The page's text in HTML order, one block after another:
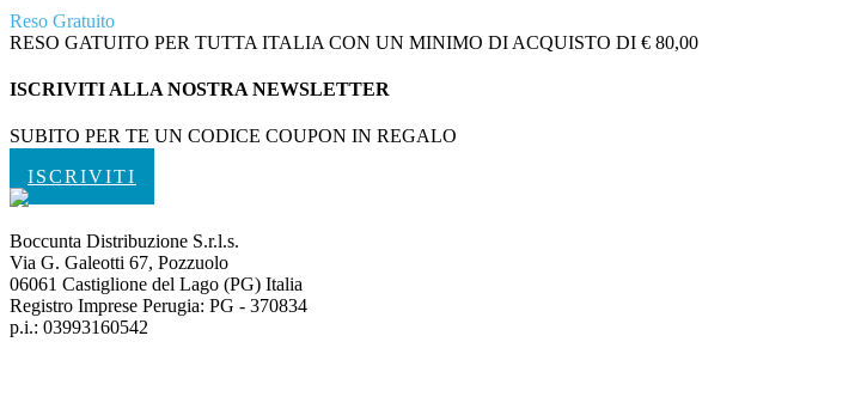
Reso Gratuito
RESO GATUITO PER TUTTA ITALIA CON UN MINIMO DI ACQUISTO DI € 80,00
ISCRIVITI ALLA NOSTRA NEWSLETTER
SUBITO PER TE UN CODICE COUPON IN REGALO
ISCRIVITI
Boccunta Distribuzione S.r.l.s.
Via G. Galeotti 67, Pozzuolo
06061 Castiglione del Lago (PG) Italia
Registro Imprese Perugia: PG - 370834
p.i.: 03993160542